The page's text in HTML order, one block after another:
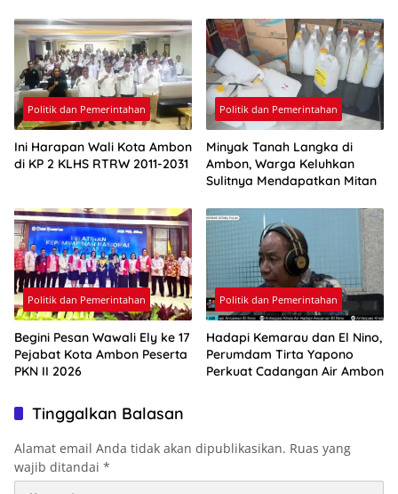
Politik dan Pemerintahan
Ini Harapan Wali Kota Ambon
di KP 2 KLHS RTRW 2011-2031
Politik dan Pemerintahan
Minyak Tanah Langka di
Ambon, Warga Keluhkan
Sulitnya Mendapatkan Mitan
Politik dan Pemerintahan
Begini Pesan Wawali Ely ke 17
Pejabat Kota Ambon Peserta
PKN II 2026
Politik dan Pemerintahan
Hadapi Kemarau dan El Nino,
Perumdam Tirta Yapono
Perkuat Cadangan Air Ambon
Tinggalkan Balasan
Alamat email Anda tidak akan dipublikasikan. Ruas yang
wajib ditandai *